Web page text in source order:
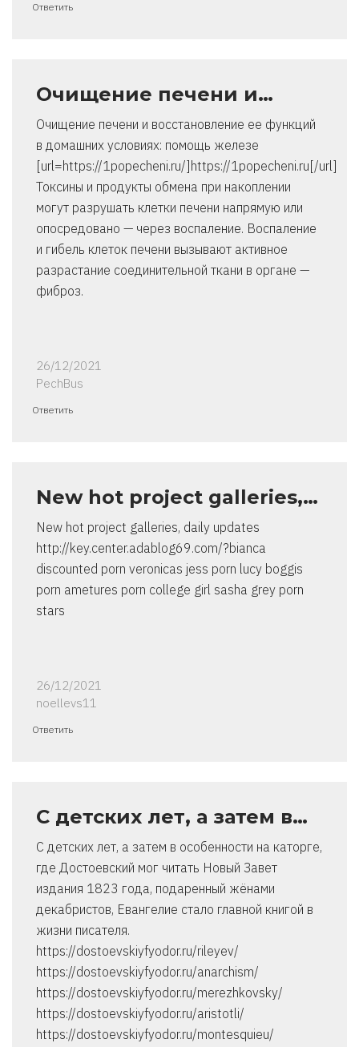
Ответить
Очищение печени и…
Очищение печени и восстановление ее функций
в домашних условиях: помощь железе
[url=https://1popecheni.ru/]https://1popecheni.ru[/url]
Токсины и продукты обмена при накоплении
могут разрушать клетки печени напрямую или
опосредовано — через воспаление. Воспаление
и гибель клеток печени вызывают активное
разрастание соединительной ткани в органе —
фиброз.
26/12/2021
PechBus
Ответить
New hot project galleries,…
New hot project galleries, daily updates
http://key.center.adablog69.com/?bianca
discounted porn veronicas jess porn lucy boggis
porn ametures porn college girl sasha grey porn
stars
26/12/2021
noellevs11
Ответить
С детских лет, а затем в…
С детских лет, а затем в особенности на каторге,
где Достоевский мог читать Новый Завет
издания 1823 года, подаренный жёнами
декабристов, Евангелие стало главной книгой в
жизни писателя.
https://dostoevskiyfyodor.ru/rileyev/
https://dostoevskiyfyodor.ru/anarchism/
https://dostoevskiyfyodor.ru/merezhkovsky/
https://dostoevskiyfyodor.ru/aristotli/
https://dostoevskiyfyodor.ru/montesquieu/